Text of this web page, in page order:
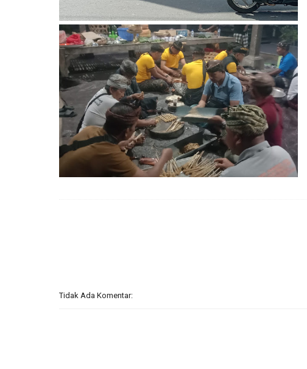
Tidak Ada Komentar: